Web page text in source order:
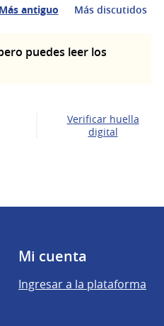
Más antiguo Más discutidos
puedes leer los
Verificar huella
digital
Mi cuenta
Ingresar a la plataforma